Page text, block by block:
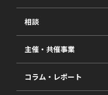
2026年度
2025年度
2024年度
2023年度
過去の採択一覧
相談
視察・ヒアリング・研究
相談依頼フォーム
主催・共催事業
コラム・レポート